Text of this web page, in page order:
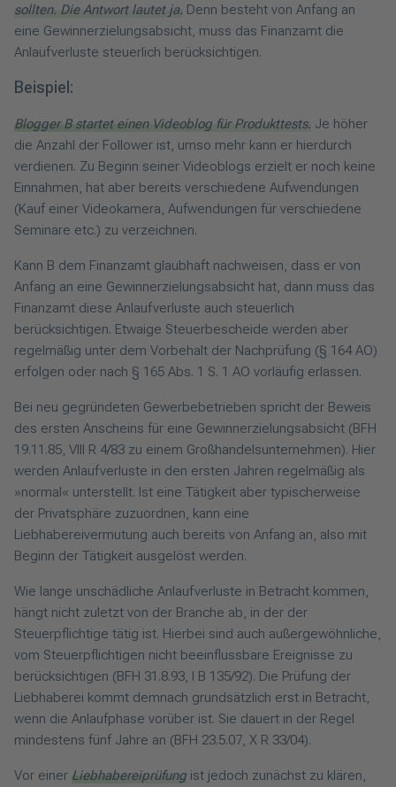
sollten. Die Antwort lautet ja. Denn besteht von Anfang an
eine Gewinnerzielungsabsicht, muss das Finanzamt die
Anlaufverluste steuerlich berücksichtigen.
Beispiel:
Blogger B startet einen Videoblog für Produkttests. Je höher
die Anzahl der Follower ist, umso mehr kann er hierdurch
verdienen. Zu Beginn seiner Videoblogs erzielt er noch keine
Einnahmen, hat aber bereits verschiedene Aufwendungen
(Kauf einer Videokamera, Aufwendungen für verschiedene
Seminare etc.) zu verzeichnen.
Kann B dem Finanzamt glaubhaft nachweisen, dass er von
Anfang an eine Gewinnerzielungsabsicht hat, dann muss das
Finanzamt diese Anlaufverluste auch steuerlich
berücksichtigen. Etwaige Steuerbescheide werden aber
regelmäßig unter dem Vorbehalt der Nachprüfung (§ 164 AO)
erfolgen oder nach § 165 Abs. 1 S. 1 AO vorläufig erlassen.
Bei neu gegründeten Gewerbebetrieben spricht der Beweis
des ersten Anscheins für eine Gewinnerzielungsabsicht (BFH
19.11.85, VIII R 4/83 zu einem Großhandelsunternehmen). Hier
werden Anlaufverluste in den ersten Jahren regelmäßig als
»normal« unterstellt. Ist eine Tätigkeit aber typischerweise
der Privatsphäre zuzuordnen, kann eine
Liebhabereivermutung auch bereits von Anfang an, also mit
Beginn der Tätigkeit ausgelöst werden.
Wie lange unschädliche Anlaufverluste in Betracht kommen,
hängt nicht zuletzt von der Branche ab, in der der
Steuerpflichtige tätig ist. Hierbei sind auch außergewöhnliche,
vom Steuerpflichtigen nicht beeinflussbare Ereignisse zu
berücksichtigen (BFH 31.8.93, I B 135/92). Die Prüfung der
Liebhaberei kommt demnach grundsätzlich erst in Betracht,
wenn die Anlaufphase vorüber ist. Sie dauert in der Regel
mindestens fünf Jahre an (BFH 23.5.07, X R 33/04).
Vor einer Liebhabereiprüfung ist jedoch zunächst zu klären,